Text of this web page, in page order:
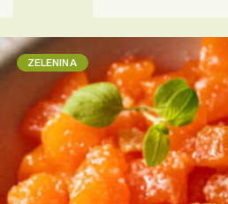
ZELENINA